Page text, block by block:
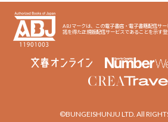
ABJマークは、この電子書店・電子書籍配信サ
諾を得た正規版配信サービスであることを示す
©BUNGEISHUNJU LTD. All